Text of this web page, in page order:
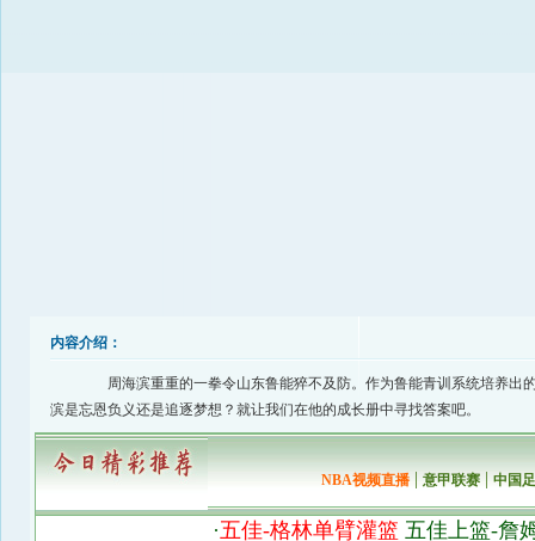
内容介绍：
周海滨重重的一拳令山东鲁能猝不及防。作为鲁能青训系统培养出
滨是忘恩负义还是追逐梦想？就让我们在他的成长册中寻找答案吧。